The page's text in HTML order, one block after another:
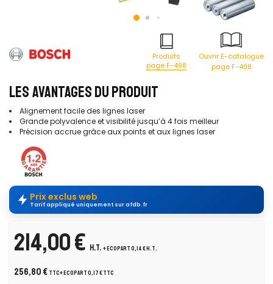
Produits
page F-498
Ouvrir E-catalogue
page F-498
LES AVANTAGES DU PRODUIT
Alignement facile des lignes laser
Grande polyvalence et visibilité jusqu’à 4 fois meilleur
Précision accrue grâce aux points et aux lignes laser
Prix exclus web
Tarif appliqué uniquement sur afdb.fr
214,00 € H.T. + ecopart 0,14 € H.T.
256,80 € TTC+ ecopart 0,17 € TTC